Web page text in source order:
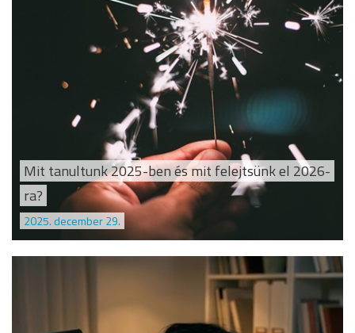
Mit tanultunk 2025-ben és mit felejtsünk el 2026-
ra?
2025. december 29.